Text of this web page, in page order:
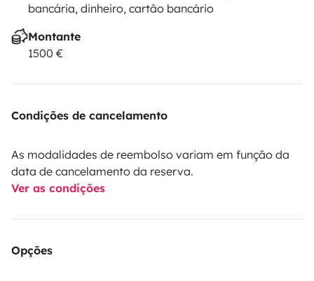
bancária, dinheiro, cartão bancário
Montante
1500 €
Condições de cancelamento
As modalidades de reembolso variam em função da
data de cancelamento da reserva.
Ver as condições
Opções